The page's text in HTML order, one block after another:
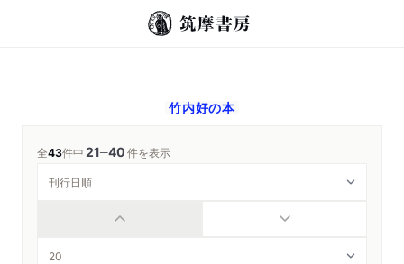
竹内好の本
全43件中21─40件を表示